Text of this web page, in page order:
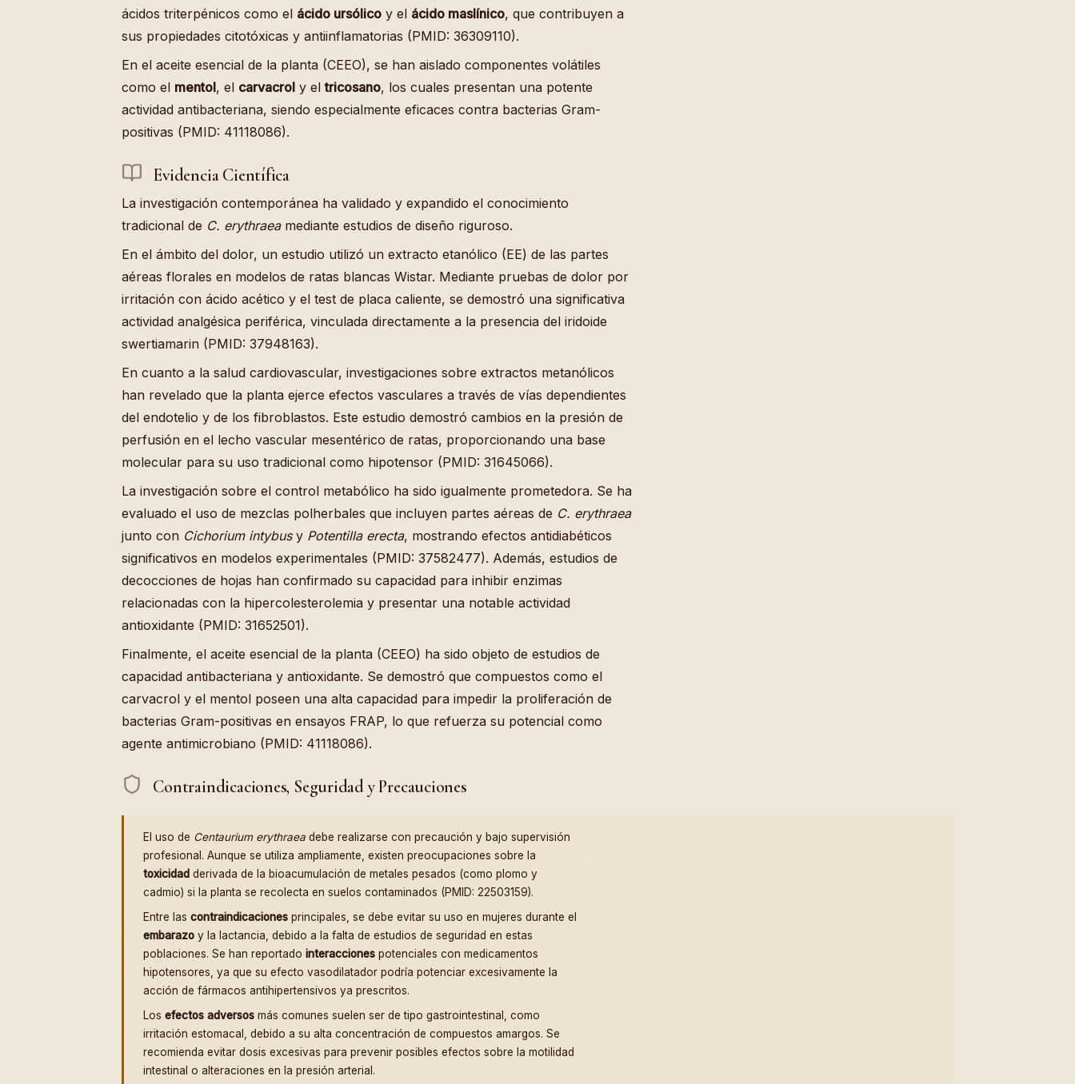
ácidos triterpénicos como el ácido ursólico y el ácido maslínico, que contribuyen a
sus propiedades citotóxicas y antiinflamatorias (PMID: 36309110).
En el aceite esencial de la planta (CEEO), se han aislado componentes volátiles
como el mentol, el carvacrol y eltricosano, los cuales presentan una potente
actividad antibacteriana, siendo especialmente eficaces contra bacterias Gram-
positivas (PMID: 41118086).
Evidencia Científica
La investigación contemporánea ha validado y expandido el conocimiento
tradicional de C. erythraeamediante estudios de diseño riguroso.
En el ámbito del dolor, un estudio utilizó un extracto etanólico (EE) de las partes
aéreas florales en modelos de ratas blancas Wistar. Mediante pruebas de dolor por
irritación con ácido acético y el test de placa caliente, se demostró una significativa
actividad analgésica periférica, vinculada directamente a la presencia del iridoide
swertiamarin (PMID: 37948163).
En cuanto a la salud cardiovascular, investigaciones sobre extractos metanólicos
han revelado que la planta ejerce efectos vasculares a través de vías dependientes
del endotelio y de los fibroblastos. Este estudio demostró cambios en la presión de
perfusión en el lecho vascular mesentérico de ratas, proporcionando una base
molecular para su uso tradicional como hipotensor (PMID: 31645066).
La investigación sobre el control metabólico ha sido igualmente prometedora. Se ha
evaluado el uso de mezclas polherbales que incluyen partes aéreas de C. erythraea
junto con Cichorium intybusy Potentilla erecta, mostrando efectos antidiabéticos
significativos en modelos experimentales (PMID: 37582477). Además, estudios de
decocciones de hojas han confirmado su capacidad para inhibir enzimas
relacionadas con la hipercolesterolemia y presentar una notable actividad
antioxidante (PMID: 31652501).
Finalmente, el aceite esencial de la planta (CEEO) ha sido objeto de estudios de
capacidad antibacteriana y antioxidante. Se demostró que compuestos como el
carvacrol y el mentol poseen una alta capacidad para impedir la proliferación de
bacterias Gram-positivas en ensayos FRAP, lo que refuerza su potencial como
agente antimicrobiano (PMID: 41118086).
Contraindicaciones, Seguridad y Precauciones
El uso de Centaurium erythraea debe realizarse con precaución y bajo supervisión
profesional. Aunque se utiliza ampliamente, existen preocupaciones sobre la
toxicidad derivada de la bioacumulación de metales pesados (como plomo y
cadmio) si la planta se recolecta en suelos contaminados (PMID: 22503159).
Entre las contraindicaciones principales, se debe evitar su uso en mujeres durante el
embarazo y la lactancia, debido a la falta de estudios de seguridad en estas
poblaciones. Se han reportado interacciones potenciales con medicamentos
hipotensores, ya que su efecto vasodilatador podría potenciar excesivamente la
acción de fármacos antihipertensivos ya prescritos.
Los efectos adversos más comunes suelen ser de tipo gastrointestinal, como
irritación estomacal, debido a su alta concentración de compuestos amargos. Se
recomienda evitar dosis excesivas para prevenir posibles efectos sobre la motilidad
intestinal o alteraciones en la presión arterial.